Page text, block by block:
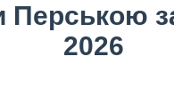
Перською
2026